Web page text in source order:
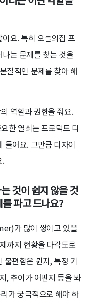
요. 특히 오늘의집 프
는 문제를 찾는 것을
질적인 문제를 찾아 해
역할과 권한을 줘요.
한 열쇠는 프로덕트 디
들어요. 그만큼 디자이
.
것이 쉽지 않을 것
파고 드나요?
가 많이 쌓이고 있을
까지 현황을 다각도로
불편함은 뭔지, 특정 기
, 추이가 어떤지 등을 봐
가 궁극적으로 해야 하